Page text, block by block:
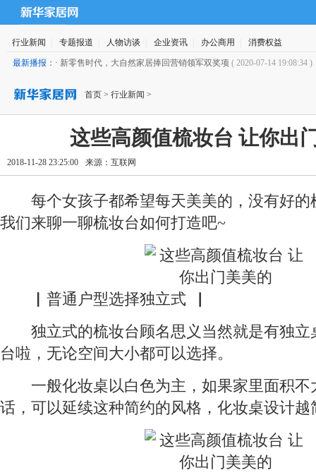
行业新闻 专题报道 人物访谈 企业资讯 办公商用 消费权益
最新播报： · 新零售时代，大自然家居捧回营销领军双奖项 ( 2020-07-14 19:08:34 )
首页 > 行业新闻 >
这些高颜值梳妆台 让你出
2018-11-28 23:25:00 来源： 互联网
每个女孩子都希望每天美美的，没有好的
我们来聊一聊梳妆台如何打造吧~
▏普通户型选择独立式▕
独立式的梳妆台顾名思义当然就是有独立
台啦，无论空间大小都可以选择。
一般化妆桌以白色为主，如果家里面积不
话，可以延续这种简约的风格，化妆桌设计越